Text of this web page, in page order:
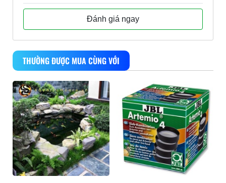
Đánh giá ngay
THƯỜNG ĐƯỢC MUA CÙNG VỚI